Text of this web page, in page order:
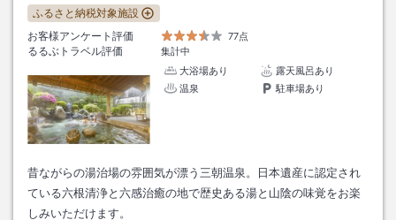
ふるさと納税対象施設
お客様アンケート評価
77点
るるぶトラベル評価
集計中
大浴場あり
露天風呂あり
温泉
駐車場あり
昔ながらの湯治場の雰囲気が漂う三朝温泉。日本遺産に認定され
ている六根清浄と六感治癒の地で歴史ある湯と山陰の味覚をお楽
しみいただけます。